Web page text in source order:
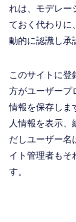
れは、モデレー
ておく代わりに
動的に認識し承
このサイトに登
方がユーザープ
情報を保存しま
人情報を表示
だしユーザー名
イト管理者もそ
す。